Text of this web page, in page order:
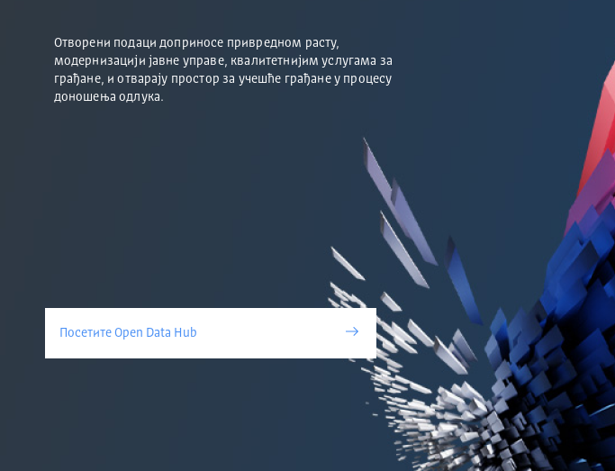
Отворени подаци доприносе привредном расту,
модернизацији јавне управе, квалитетнијим услугама за
грађане, и отварају простор за учешће грађане у процесу
доношења одлука.
Посетите Open Data Hub